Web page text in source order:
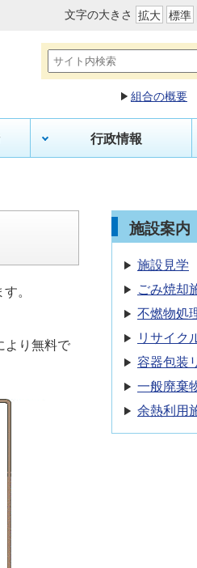
文字の大きさ 拡大 標準
組合の概要
行政情報
。
より無料で
施設案内
施設見学
ごみ焼却
不燃物処
リサイク
容器包装
一般廃棄
余熱利用